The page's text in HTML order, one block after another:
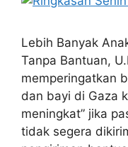
Lebih Banyak
Tanpa Bantuan,
memperingatkan
dan bayi di Gaza
meningkat” jika
tidak segera